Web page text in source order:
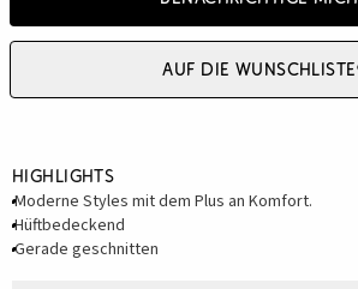
Auf die Wunschliste
Highlights
Moderne Styles mit dem Plus an Komfort.
Hüftbedeckend
Gerade geschnitten